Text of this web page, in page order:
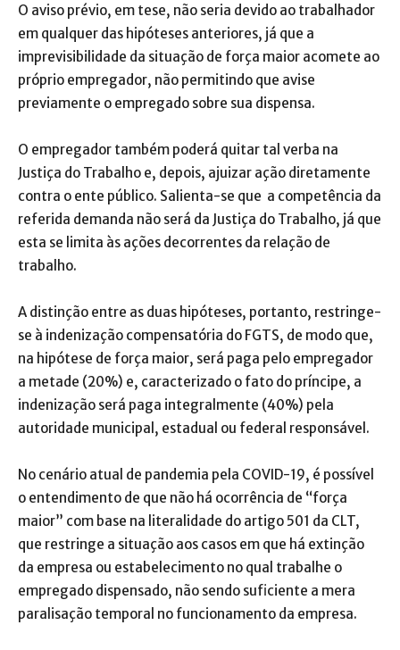
O aviso prévio, em tese, não seria devido ao trabalhador
em qualquer das hipóteses anteriores, já que a
imprevisibilidade da situação de força maior acomete ao
próprio empregador, não permitindo que avise
previamente o empregado sobre sua dispensa.
O empregador também poderá quitar tal verba na
Justiça do Trabalho e, depois, ajuizar ação diretamente
contra o ente público. Salienta-se que a competência da
referida demanda não será da Justiça do Trabalho, já que
esta se limita às ações decorrentes da relação de
trabalho.
A distinção entre as duas hipóteses, portanto, restringe-
se à indenização compensatória do FGTS, de modo que,
na hipótese de força maior, será paga pelo empregador
a metade (20%) e, caracterizado o fato do príncipe, a
indenização será paga integralmente (40%) pela
autoridade municipal, estadual ou federal responsável.
No cenário atual de pandemia pela COVID-19, é possível
o entendimento de que não há ocorrência de “força
maior” com base na literalidade do artigo 501 da CLT,
que restringe a situação aos casos em que há extinção
da empresa ou estabelecimento no qual trabalhe o
empregado dispensado, não sendo suficiente a mera
paralisação temporal no funcionamento da empresa.